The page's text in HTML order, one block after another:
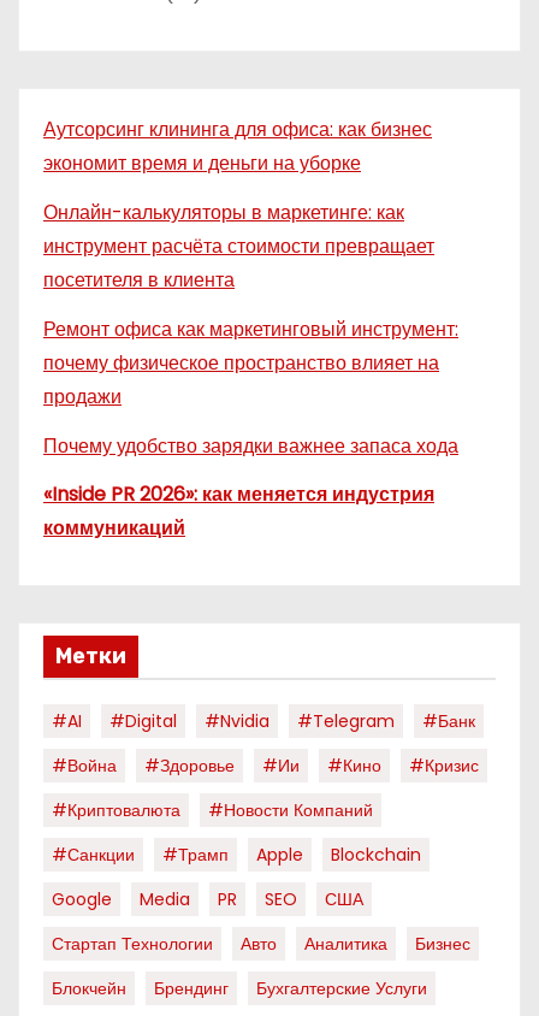
Аутсорсинг клининга для офиса: как бизнес
экономит время и деньги на уборке
Онлайн-калькуляторы в маркетинге: как
инструмент расчёта стоимости превращает
посетителя в клиента
Ремонт офиса как маркетинговый инструмент:
почему физическое пространство влияет на
продажи
Почему удобство зарядки важнее запаса хода
«Inside PR 2026»: как меняется индустрия
коммуникаций
Метки
#AI #digital #nvidia #telegram
#банк
#война
#здоровье #ии #кино
#кризис
#криптовалюта
#новости Компаний
#санкции
#трамп Apple
Blockchain
Google
Media PR SEO
США
Стартап Технологии
Авто Аналитика
Бизнес
Блокчейн
Брендинг
Бухгалтерские Услуги